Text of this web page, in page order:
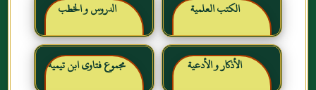
الكتب العلمية الدروس و الخطب
الأذكار و الأدعية مجموع فتاوى ابن تيمية